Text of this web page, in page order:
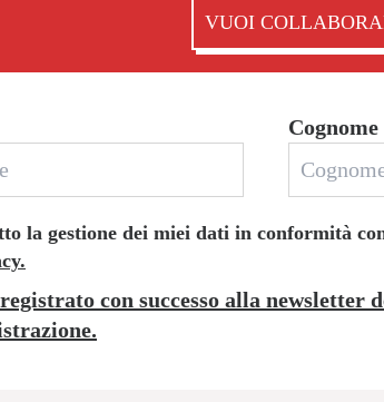
VUOI
Cognome
la gestione dei miei dati in conformità
con successo alla